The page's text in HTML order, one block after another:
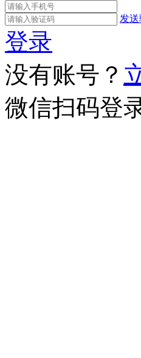
发
登录
没有账号？
微信扫码登